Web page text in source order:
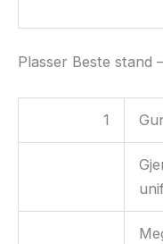
Plasser Beste stand
1